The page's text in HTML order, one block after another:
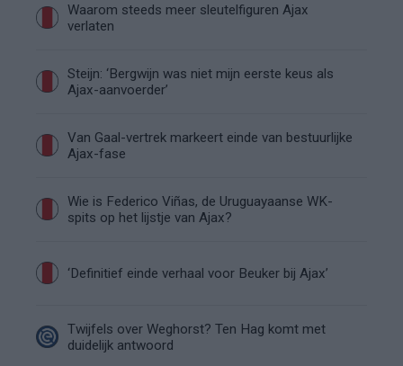
Waarom steeds meer sleutelfiguren Ajax
verlaten
Steijn: ‘Bergwijn was niet mijn eerste keus als
Ajax-aanvoerder’
Van Gaal-vertrek markeert einde van bestuurlijke
Ajax-fase
Wie is Federico Viñas, de Uruguayaanse WK-
spits op het lijstje van Ajax?
‘Definitief einde verhaal voor Beuker bij Ajax’
Twijfels over Weghorst? Ten Hag komt met
duidelijk antwoord